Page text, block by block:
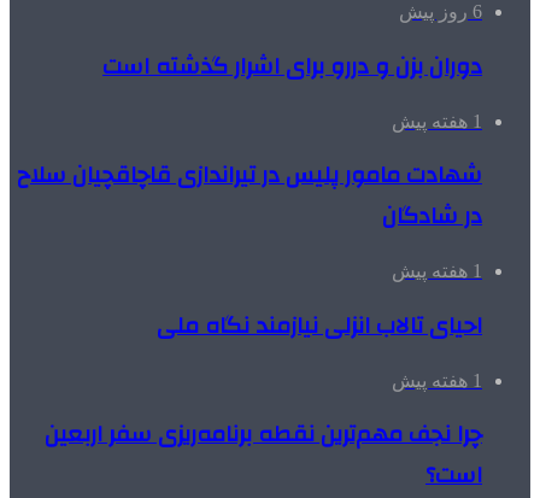
6 روز پیش
دوران بزن و دررو برای اشرار گذشته است
1 هفته پیش
شهادت مامور پلیس در تیراندازی قاچاقچیان سلاح
در شادگان
1 هفته پیش
احیای تالاب انزلی نیازمند نگاه ملی
1 هفته پیش
چرا نجف مهم‌ترین نقطه برنامه‌ریزی سفر اربعین
است؟